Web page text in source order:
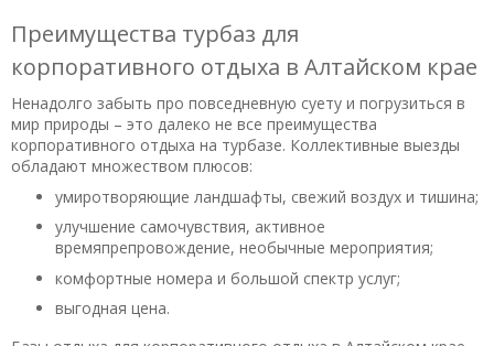
Преимущества турбаз для
корпоративного отдыха в Алтайском крае
Ненадолго забыть про повседневную суету и погрузиться в
мир природы – это далеко не все преимущества
корпоративного отдыха на турбазе. Коллективные выезды
обладают множеством плюсов:
умиротворяющие ландшафты, свежий воздух и тишина;
улучшение самочувствия, активное
времяпрепровождение, необычные мероприятия;
комфортные номера и большой спектр услуг;
выгодная цена.